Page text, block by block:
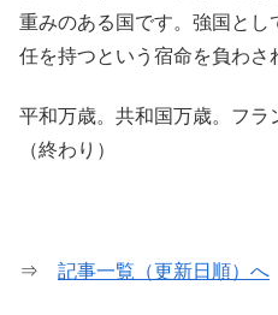
重みのある国です。強国と
任を持つという宿命を負わさ
平和万歳。共和国万歳。フラ
（終わり）
⇒ 記事一覧（更新日順）へ